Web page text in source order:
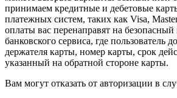
принимаем кредитные и дебетовые
платежных систем, таких как Visa,
оплаты вас перенаправят на
банковского сервиса, где пользователь
держателя карты, номер карты, срок
указанный на обратной стороне карты.
Вам могут отказать от авторизации в